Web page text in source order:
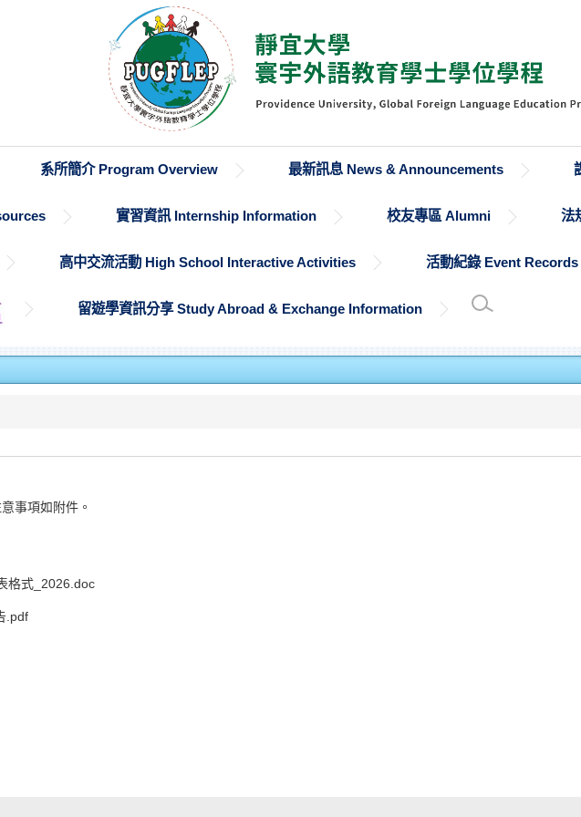
系所簡介 Program Overview 最新訊息 News & Announcements
實習資訊 Internship Information 校友專區 Alumni 法
高中交流活動 High School Interactive Activities 活動紀錄 Event Records
留遊學資訊分享 Study Abroad & Exchange Information
事項如附件。
格式_2026.doc
.pdf